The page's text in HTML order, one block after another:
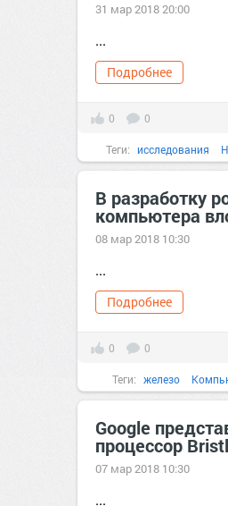
31 мар 2018 20:00
...
Подробнее
0 0
Теги: исследования
В разработку
компьютера
08 мар 2018 10:30
...
Подробнее
0 0
Теги: железо
Google
процессор
07 мар 2018 10:30
...